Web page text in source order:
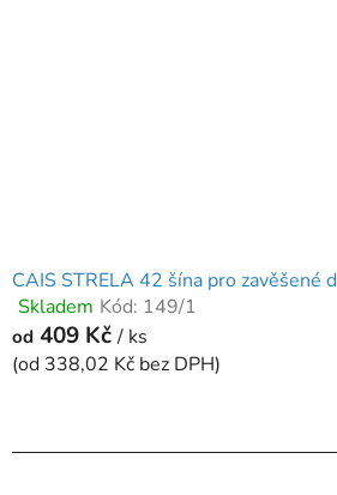
CAIS STRELA 42 šína pro zavěšené
Průměrné
hodnocení
produktu
Skladem Kód: 149/1
od 409 Kč / ks
(od 338,02 Kč bez DPH)